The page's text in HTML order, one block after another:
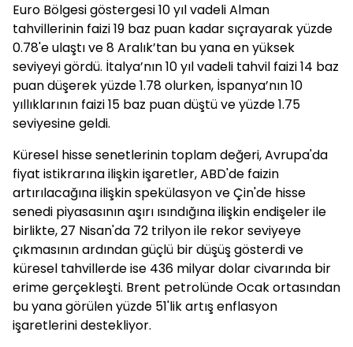
Euro Bölgesi göstergesi 10 yıl vadeli Alman
tahvillerinin faizi 19 baz puan kadar sıçrayarak yüzde
0.78'e ulaştı ve 8 Aralık’tan bu yana en yüksek
seviyeyi gördü. İtalya’nın 10 yıl vadeli tahvil faizi 14 baz
puan düşerek yüzde 1.78 olurken, İspanya’nın 10
yıllıklarının faizi 15 baz puan düştü ve yüzde 1.75
seviyesine geldi.
Küresel hisse senetlerinin toplam değeri, Avrupa'da
fiyat istikrarına ilişkin işaretler, ABD'de faizin
artırılacağına ilişkin spekülasyon ve Çin'de hisse
senedi piyasasının aşırı ısındığına ilişkin endişeler ile
birlikte, 27 Nisan'da 72 trilyon ile rekor seviyeye
çıkmasının ardından güçlü bir düşüş gösterdi ve
küresel tahvillerde ise 436 milyar dolar civarında bir
erime gerçekleşti. Brent petrolünde Ocak ortasından
bu yana görülen yüzde 51'lik artış enflasyon
işaretlerini destekliyor.